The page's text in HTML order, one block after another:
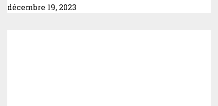
décembre 19, 2023